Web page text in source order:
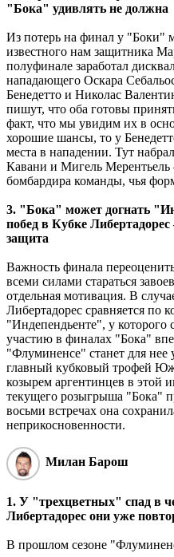
"Бока" удивлять не должна
Из потерь на финал у "Боки"
известного нам защитника
полуфинале заработал
нападающего Оскара
Бенедетто и Николас
пишут, что оба готовы
факт, что мы увидим их в
хорошие шансы, то у
места в нападении. Тут
Кавани и Мигель
бомбардира команды, чья
3. "Бока" может догнать
побед в Кубке
защита
Важность финала
всеми силами стараться
отдельная мотивация. В
Либертадорес сравняется по
"Индепендьенте", у которого
участию в финалах "Бока"
"Флуминенсе" станет для нее
главный кубковый трофей
козырем аргентинцев в этой
текущего розыгрыша "Бока"
восьми встречах она
неприкосновенности.
Милан Барош
1. У "трехцветных" спад в
Либертадорес они уже
В прошлом сезоне